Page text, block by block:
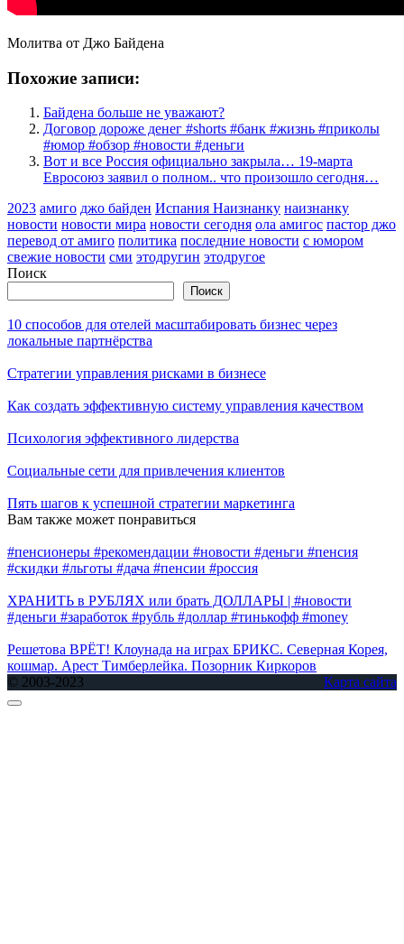
Молитва от Джо Байдена
Похожие записи:
Байдена больше не уважают?
Договор дороже денег #shorts #банк #жизнь #приколы
#юмор #обзор #новости #деньги
Вот и все Россия официально закрыла… 19-марта
Евросоюз заявил о полном.. что произошло сегодня…
2023 амиго джо байден Испания Наизнанку наизнанку
новости новости мира новости сегодня ола амигос пастор джо
перевод от амиго политика последние новости с юмором
свежие новости сми этодругин этодругое
Поиск
Поиск
10 способов для отелей масштабировать бизнес через
локальные партнёрства
Стратегии управления рисками в бизнесе
Как создать эффективную систему управления качеством
Психология эффективного лидерства
Социальные сети для привлечения клиентов
Пять шагов к успешной стратегии маркетинга
Вам также может понравиться
#пенсионеры #рекомендации #новости #деньги #пенсия
#скидки #льготы #дача #пенсии #россия
ХРАНИТЬ в РУБЛЯХ или брать ДОЛЛАРЫ | #новости
#деньги #заработок #рубль #доллар #тинькофф #money
Решетова ВРЁТ! Клоунада на играх БРИКС. Северная Корея,
кошмар. Арест Тимберлейка. Позорник Киркоров
© 2003-2023
Карта сайта